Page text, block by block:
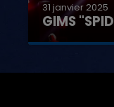
31 janvier 2025
GIMS